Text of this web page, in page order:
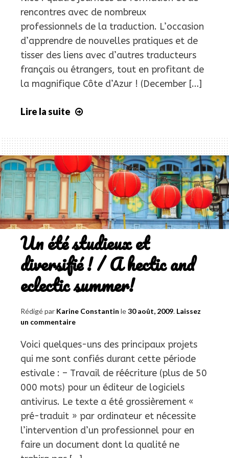
rencontres avec de nombreux
professionnels de la traduction. L’occasion
d’apprendre de nouvelles pratiques et de
tisser des liens avec d’autres traducteurs
français ou étrangers, tout en profitant de
la magnifique Côte d’Azur ! (December […]
Lire la suite
à
Nice
/
ProZ.com
Conference
Nice
Un été studieux et
diversifié ! / A hectic and
eclectic summer!
Rédigé par Karine Constantin le30 août, 2009. Laissez
un commentaire
Voici quelques-uns des principaux projets
qui me sont confiés durant cette période
estivale : – Travail de réécriture (plus de 50
000 mots) pour un éditeur de logiciels
antivirus. Le texte a été grossièrement «
pré-traduit » par ordinateur et nécessite
l’intervention d’un professionnel pour en
faire un document dont la qualité ne